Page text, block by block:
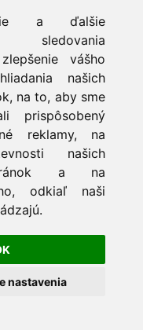
a ďalšie
sledovania
vášho
našich
na to, aby sme
prispôsobený
reklamy, na
našich
a na
odkiaľ naši
nastavenia
verzionovacieho
je rozdiel a ako ich
ich riešiť
pre
kroky pre
Sprievodca